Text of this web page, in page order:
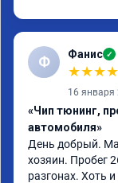
Ф Фанис ✓
★★★★
16 января
«Чип тюнинг,
автомобиля»
День добрый.
хозяин. Пробег
разгонах. Хоть